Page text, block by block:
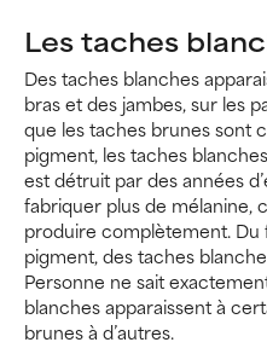
Les taches
Des taches blanches
bras et des jambes, sur les
que les taches brunes sont
pigment, les taches
est détruit par des années
fabriquer plus de mélanine,
produire complètement. Du
pigment, des taches
Personne ne sait
blanches apparaissent à
brunes à d’autres.